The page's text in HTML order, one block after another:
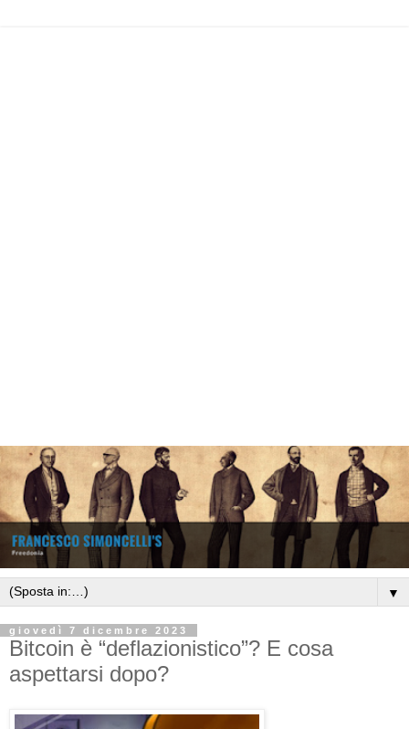
▼
giovedì 7 dicembre 2023
Bitcoin è “deflazionistico”? E cosa
aspettarsi dopo?